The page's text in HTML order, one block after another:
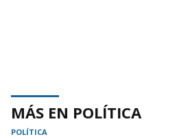
MÁS EN POLÍTICA
POLÍTICA